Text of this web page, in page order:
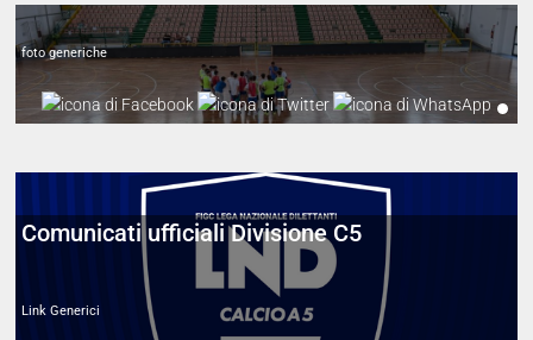
foto generiche
Comunicati ufficiali Divisione C5
Link Generici